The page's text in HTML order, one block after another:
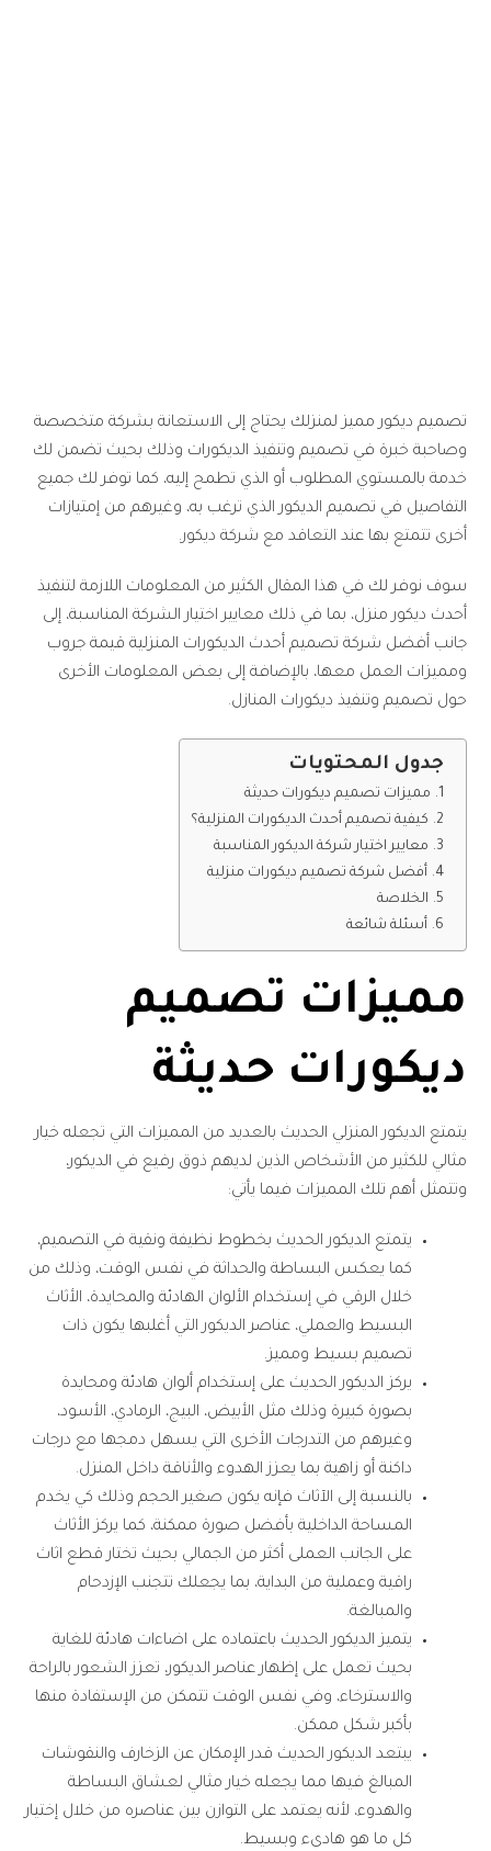
تصميم ديكور مميز لمنزلك يحتاج إلى الاستعانة بشركة متخصصة
وصاحبة خبرة في تصميم وتنفيذ الديكورات وذلك بحيث تضمن لك
خدمة بالمستوي المطلوب أو الذي تطمح إليه، كما توفر لك جميع
التفاصيل في تصميم الديكور الذي ترغب به، وغيرهم من إمتيازات
أخرى تتمتع بها عند التعاقد مع شركة ديكور.
سوف نوفر لك في هذا المقال الكثير من المعلومات اللازمة لتنفيذ
أحدث ديكور منزل، بما في ذلك معايير اختيار الشركة المناسبة، إلى
جانب أفضل شركة تصميم أحدث الديكورات المنزلية قيمة جروب
ومميزات العمل معها، بالإضافة إلى بعض المعلومات الأخرى
حول تصميم وتنفيذ ديكورات المنازل.
جدول المحتويات
مميزات تصميم ديكورات حديثة
كيفية تصميم أحدث الديكورات المنزلية؟
معايير اختيار شركة الديكور المناسبة
أفضل شركة تصميم ديكورات منزلية
الخلاصة
أسئلة شائعة
مميزات تصميم
ديكورات حديثة
يتمتع الديكور المنزلي الحديث بالعديد من المميزات التي تجعله خيار
مثالي للكثير من الأشخاص الذين لديهم ذوق رفيع في الديكور،
وتتمثل أهم تلك المميزات فيما يأتي:
يتمتع الديكور الحديث بخطوط نظيفة ونقية في التصميم،
كما يعكس البساطة والحداثة في نفس الوقت، وذلك من
خلال الرقي في إستخدام الألوان الهادئة والمحايدة، الأثاث
البسيط والعملي، عناصر الديكور التي أغلبها يكون ذات
تصميم بسيط ومميز.
يركز الديكور الحديث على إستخدام ألوان هادئة ومحايدة
بصورة كبيرة وذلك مثل الأبيض، البيج، الرمادي، الأسود،
وغيرهم من التدرجات الأخرى التي يسهل دمجها مع درجات
داكنة أو زاهية بما يعزز الهدوء والأناقة داخل المنزل.
بالنسبة إلى الآثاث فإنه يكون صغير الحجم وذلك كي يخدم
المساحة الداخلية بأفضل صورة ممكنة، كما يركز الأثاث
على الجانب العملى أكثر من الجمالي بحيث تختار قطع اثاث
راقية وعملية من البداية، بما يجعلك تتجنب الإزدحام
والمبالغة.
يتميز الديكور الحديث باعتماده على اضاءات هادئة للغاية
بحيث تعمل على إظهار عناصر الديكور، تعزز الشعور بالراحة
والاسترخاء، وفي نفس الوقت تتمكن من الإستفادة منها
بأكبر شكل ممكن.
يبتعد الديكور الحديث قدر الإمكان عن الزخارف والنقوشات
المبالغ فيها مما يجعله خيار مثالي لعشاق البساطة
والهدوء، لأنه يعتمد على التوازن بين عناصره من خلال إختيار
كل ما هو هادىء وبسيط.